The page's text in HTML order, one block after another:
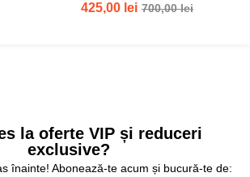
425,00 lei 700,00lei
la oferte VIP și reduceri
exclusive?
înainte! Abonează-te acum și bucură-te de: